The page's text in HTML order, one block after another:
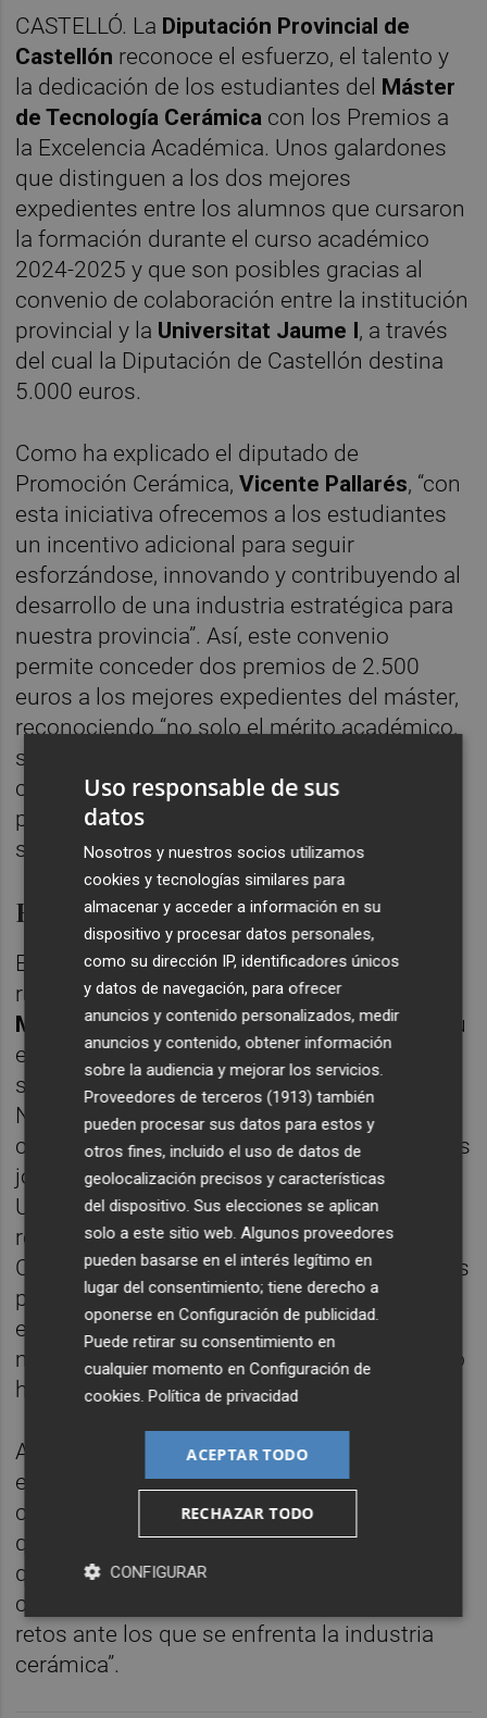
CASTELLÓ. La Diputación Provincial de
Castellón reconoce el esfuerzo, el talento y
la dedicación de los estudiantes del Máster
de Tecnología Cerámica con los Premios a
la Excelencia Académica. Unos galardones
que distinguen a los dos mejores
expedientes entre los alumnos que cursaron
la formación durante el curso académico
2024-2025 y que son posibles gracias al
convenio de colaboración entre la institución
provincial y la Universitat Jaume I, a través
del cual la Diputación de Castellón destina
5.000 euros.
Como ha explicado el diputado de
Promoción Cerámica, Vicente Pallarés, “con
esta iniciativa ofrecemos a los estudiantes
un incentivo adicional para seguir
esforzándose, innovando y contribuyendo al
desarrollo de una industria estratégica para
nuestra provincia”. Así, este convenio
permite conceder dos premios de 2.500
euros a los mejores expedientes del máster,
reconociendo “no solo el mérito académico,
sino también la importancia de la formación
como valor esencial para la excelencia
profesional en el ámbito cerámico”, ha
señalado Vicente Pallarés.
Reconocimientos
En esta edición, los reconocimientos han
recaído enManuel Esteve Nebot y Neus
Monfort Dols, quienes han destacado por su
excelente trayectoria académica y sus
sobresalientes calificaciones. “Manuel y
Neus son un ejemplo del compromiso, la
capacidad y el potencial que caracteriza a los
jóvenes profesionales formados en la
Universitat Jaume I y en nuestra tierra”, ha
resaltado el diputado de Promoción
Cerámica, quien ha hecho entrega de los dos
premios y ha animado a todos los
estudiantes a “seguir avanzando con la
misma pasión y dedicación que les ha traído
hasta aquí”.
Asimismo, ha mostrado el compromiso del
equipo de Gobierno Provincial con el sector
cerámico y con la formación de excelencia
que lo impulsa hacia el futuro, asegurando
que “el sector necesita de profesionales
cualificados para afrontar los principales
retos ante los que se enfrenta la industria
cerámica”.
Uso responsable de sus
datos
Nosotros y nuestros socios utilizamos
cookies y tecnologías similares para
almacenar y acceder a información en su
dispositivo y procesar datos personales,
como su dirección IP, identificadores únicos
y datos de navegación, para ofrecer
anuncios y contenido personalizados, medir
anuncios y contenido, obtener información
sobre la audiencia y mejorar los servicios.
Proveedores de terceros (1913) también
pueden procesar sus datos para estos y
otros fines, incluido el uso de datos de
geolocalización precisos y características
del dispositivo. Sus elecciones se aplican
solo a este sitio web. Algunos proveedores
pueden basarse en el interés legítimo en
lugar del consentimiento; tiene derecho a
oponerse enConfiguración de publicidad.
Puede retirar su consentimiento en
cualquier momento enConfiguración de
cookies.Política de privacidad
ACEPTAR TODO
RECHAZAR TODO
CONFIGURAR